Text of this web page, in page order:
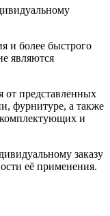
и более быстрого
являются
от представленных
фурнитуре, а также
и
заказу
её применения.